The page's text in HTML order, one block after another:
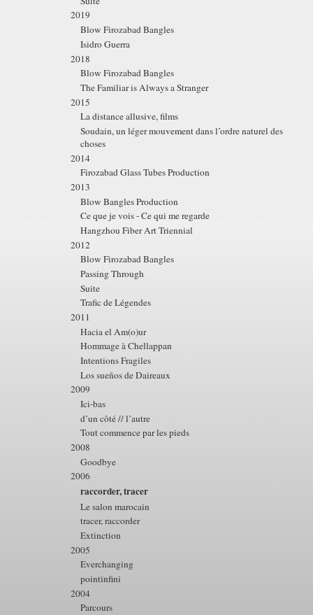
2019
Blow Firozabad Bangles
Isidro Guerra
2018
Blow Firozabad Bangles
The Familiar is Always a Stranger
2015
La distance allusive, films
Soudain, un léger mouvement dans l’ordre naturel des
choses
2014
Firozabad Glass Tubes Production
2013
Blow Bangles Production
Ce que je vois - Ce qui me regarde
Hangzhou Fiber Art Triennial
2012
Blow Firozabad Bangles
Passing Through
Suite
Trafic de Légendes
2011
Hacia el Am(o)ur
Hommage à Chellappan
Intentions Fragiles
Los sueños de Daireaux
2009
Ici-bas
d’un côté // l’autre
Tout commence par les pieds
2008
Goodbye
2006
raccorder, tracer
Le salon marocain
tracer, raccorder
Extinction
2005
Everchanging
pointinfini
2004
Parcours